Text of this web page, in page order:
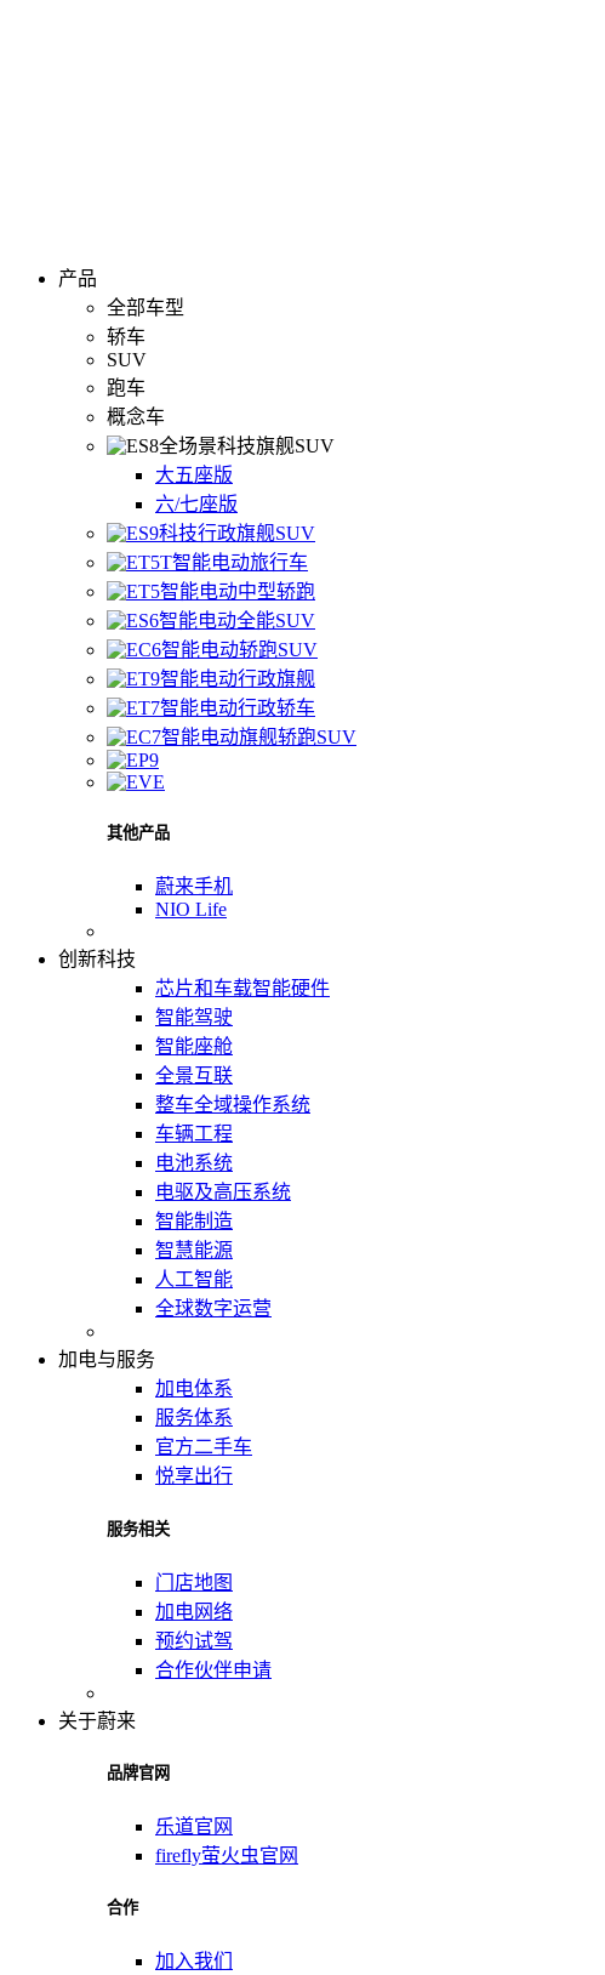
产品
全部车型
轿车
SUV
跑车
概念车
全场景科技旗舰SUV
大五座版
六/七座版
科技行政旗舰SUV
智能电动旅行车
智能电动中型轿跑
智能电动全能SUV
智能电动轿跑SUV
智能电动行政旗舰
智能电动行政轿车
智能电动旗舰轿跑SUV
其他产品
蔚来手机
NIO Life
创新科技
芯片和车载智能硬件
智能驾驶
智能座舱
全景互联
整车全域操作系统
车辆工程
电池系统
电驱及高压系统
智能制造
智慧能源
人工智能
全球数字运营
加电与服务
加电体系
服务体系
官方二手车
悦享出行
服务相关
门店地图
加电网络
预约试驾
合作伙伴申请
关于蔚来
品牌官网
乐道官网
firefly萤火虫官网
合作
加入我们